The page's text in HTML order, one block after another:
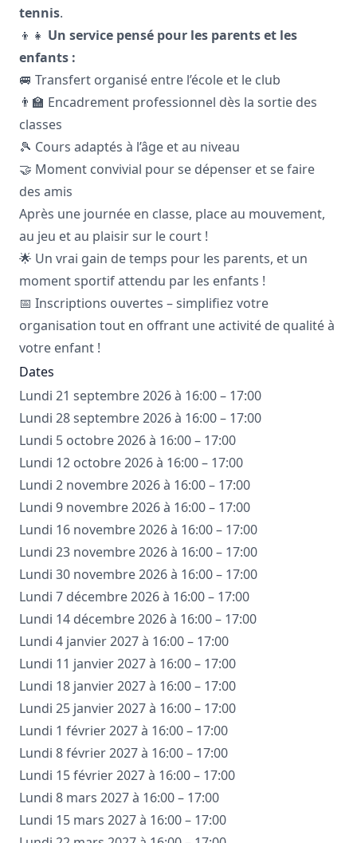
tennis.
👦👧 Un service pensé pour les parents et les
enfants :
🚐 Transfert organisé entre l’école et le club
👨‍🏫 Encadrement professionnel dès la sortie des
classes
🎾 Cours adaptés à l’âge et au niveau
🤝 Moment convivial pour se dépenser et se faire
des amis
Après une journée en classe, place au mouvement,
au jeu et au plaisir sur le court !
🌟 Un vrai gain de temps pour les parents, et un
moment sportif attendu par les enfants !
📅 Inscriptions ouvertes – simplifiez votre
organisation tout en offrant une activité de qualité à
votre enfant !
Dates
Lundi 21 septembre 2026 à 16:00 – 17:00
Lundi 28 septembre 2026 à 16:00 – 17:00
Lundi 5 octobre 2026 à 16:00 – 17:00
Lundi 12 octobre 2026 à 16:00 – 17:00
Lundi 2 novembre 2026 à 16:00 – 17:00
Lundi 9 novembre 2026 à 16:00 – 17:00
Lundi 16 novembre 2026 à 16:00 – 17:00
Lundi 23 novembre 2026 à 16:00 – 17:00
Lundi 30 novembre 2026 à 16:00 – 17:00
Lundi 7 décembre 2026 à 16:00 – 17:00
Lundi 14 décembre 2026 à 16:00 – 17:00
Lundi 4 janvier 2027 à 16:00 – 17:00
Lundi 11 janvier 2027 à 16:00 – 17:00
Lundi 18 janvier 2027 à 16:00 – 17:00
Lundi 25 janvier 2027 à 16:00 – 17:00
Lundi 1 février 2027 à 16:00 – 17:00
Lundi 8 février 2027 à 16:00 – 17:00
Lundi 15 février 2027 à 16:00 – 17:00
Lundi 8 mars 2027 à 16:00 – 17:00
Lundi 15 mars 2027 à 16:00 – 17:00